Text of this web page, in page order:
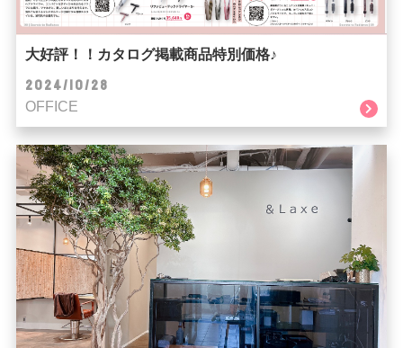
大好評！！カタログ掲載商品特別価格♪
2024/10/28
OFFICE